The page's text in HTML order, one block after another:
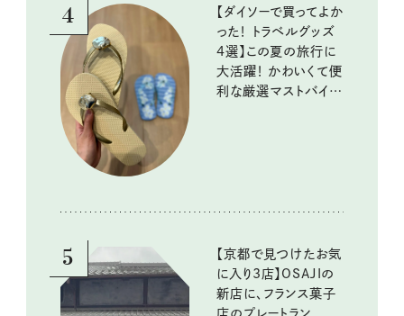
4
【ダイソーで買ってよか
った！ トラベルグッズ
4選】この夏の旅行に
大活躍！ かわいくて便
利な厳選マストバイア
5
【京都で見つけたお気
に入り3店】OSAJIの
新店に、フランス菓子